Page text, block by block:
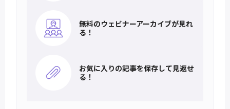
無料のウェビナーアーカイブが見れ
る！
お気に入りの記事を保存して見返せ
る！